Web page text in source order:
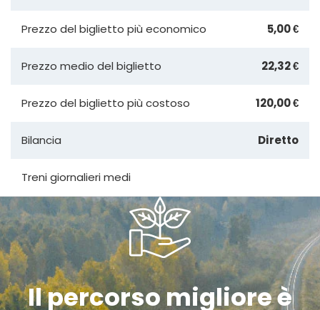
Prezzo del biglietto più economico 5,00 €
Prezzo medio del biglietto 22,32 €
Prezzo del biglietto più costoso 120,00 €
Bilancia Diretto
Treni giornalieri medi
Il percorso migliore è